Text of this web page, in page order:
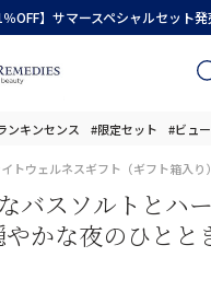
％OFF】サマースペシャルセット
ンキンセンス #限定セット #ビュ
トウェルネスギフト（ギフト箱入
バスソルトとハ
かな夜のひとと